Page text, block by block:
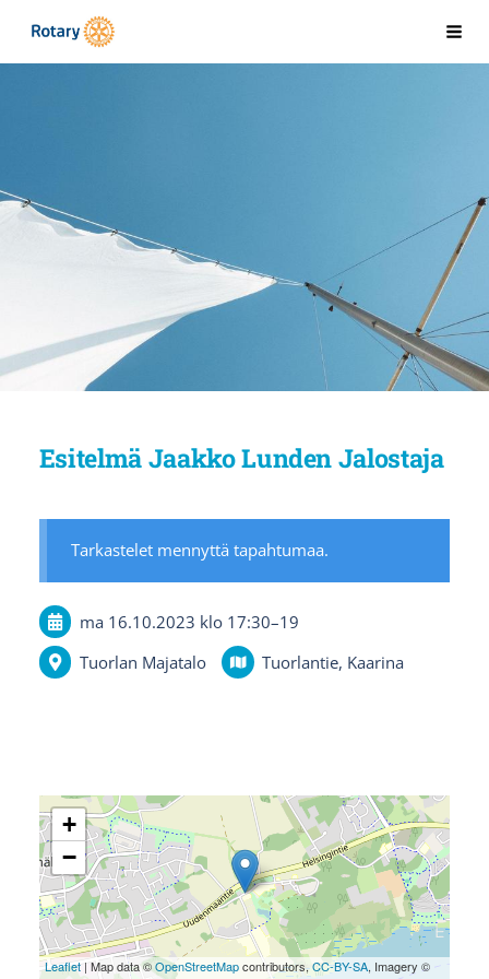
Siirry
Kaarinan Rotaryklubi
Esitelmä Jaakko Lunden Jalostaja
Tarkastelet mennyttä tapahtumaa.
ma 16.10.2023 klo 17:30–19
Tuorlan Majatalo
Tuorlantie, Kaarina
+
−
Leaflet| Map data ©OpenStreetMapcontributors,CC-BY-SA, Imagery ©